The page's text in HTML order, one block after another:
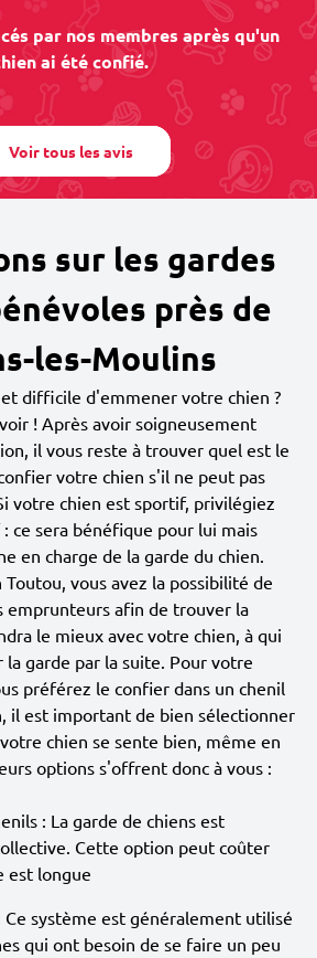
par nos membres après qu'un
ai été confié.
Voir tous les avis
sur les gardes
près de
les-Moulins
difficile d'emmener votre chien ?
! Après avoir soigneusement
il vous reste à trouver quel est le
votre chien s'il ne peut pas
votre chien est sportif, privilégiez
ce sera bénéfique pour lui mais
en charge de la garde du chien.
vous avez la possibilité de
emprunteurs afin de trouver la
le mieux avec votre chien, à qui
garde par la suite. Pour votre
préférez le confier dans un chenil
il est important de bien sélectionner
chien se sente bien, même en
options s'offrent donc à vous :
: La garde de chiens est
Cette option peut coûter
est longue
Ce système est généralement utilisé
qui ont besoin de se faire un peu